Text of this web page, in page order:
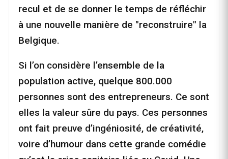
recul et de se donner le temps de réfléchir
à une nouvelle manière de "reconstruire" la
Belgique.
Si l’on considère l’ensemble de la
population active, quelque 800.000
personnes sont des entrepreneurs. Ce sont
elles la valeur sûre du pays. Ces personnes
ont fait preuve d’ingéniosité, de créativité,
voire d’humour dans cette grande comédie